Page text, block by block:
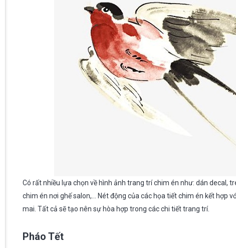
Có rất nhiều lựa chọn về hình ảnh trang trí chim én như: dán decal,
chim én nơi ghế salon,… Nét động của các họa tiết chim én kết hợp
mai. Tất cả sẽ tạo nên sự hòa hợp trong các chi tiết trang trí.
Pháo Tết